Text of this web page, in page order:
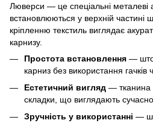
Люверси — це спеціальні металеві
встановлюються у верхній частині
кріпленню текстиль виглядає
карнизу.
Простота встановлення —
карниз без використання гачків
Естетичний вигляд — тканина
складки, що виглядають
Зручність у використанні —